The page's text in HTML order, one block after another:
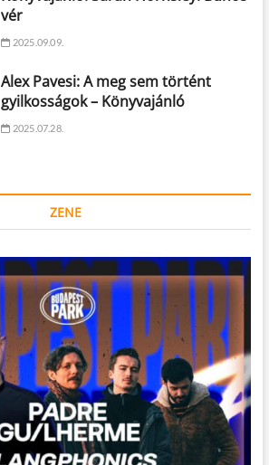
vér
2025.09.09.
Alex Pavesi: A meg sem történt
gyilkosságok – Könyvajánló
2025.07.28.
ZENE